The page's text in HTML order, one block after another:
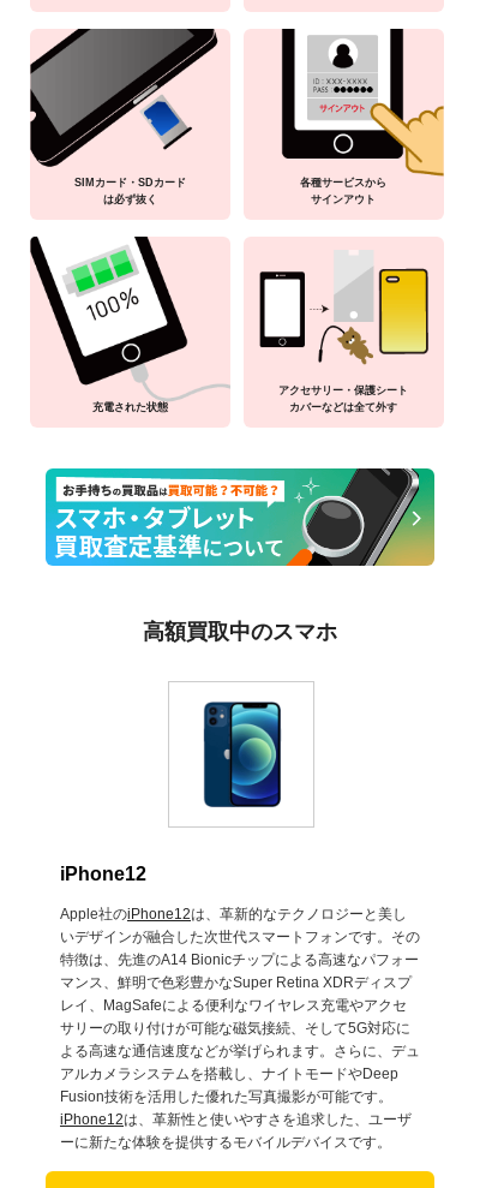
SIMカード・SDカード
は必ず抜く
各種サービスから
サインアウト
充電された状態
アクセサリー・保護シート
カバーなどは全て外す
高額買取中のスマホ
iPhone12
Apple社のiPhone12は、革新的なテクノロジーと美し
いデザインが融合した次世代スマートフォンです。その
特徴は、先進のA14 Bionicチップによる高速なパフォー
マンス、鮮明で色彩豊かなSuper Retina XDRディスプ
レイ、MagSafeによる便利なワイヤレス充電やアクセ
サリーの取り付けが可能な磁気接続、そして5G対応に
よる高速な通信速度などが挙げられます。さらに、デュ
アルカメラシステムを搭載し、ナイトモードやDeep
Fusion技術を活用した優れた写真撮影が可能です。
iPhone12は、革新性と使いやすさを追求した、ユーザ
ーに新たな体験を提供するモバイルデバイスです。